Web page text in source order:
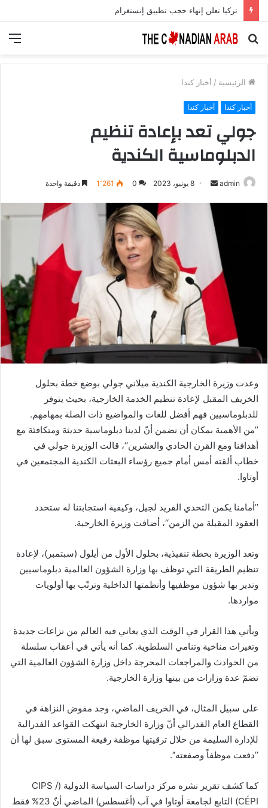
تركيا تعلن إنهاء حجب تطبيق إنستغرام
بحث
الرئيسية / أخبار كندا
أخبار كندا أخبار كندا
جولي تعد بإعادة تنظيم
الدبلوماسية الكندية
admin
أرسل
إلكترونيا
8 يونيو، 2023 0 1٬261 دقيقة واحدة
وعدت وزيرة الخارجية الكندية ميلاني جولي بوضع خطة بحلول
الخريف المقبل لإعادة تنظيم الخدمة الخارجية، بحيث يتوفر
للدبلوماسيين فهم أفضل للغات والمواضيع ذات الصلة بمهامهم.
’’من الأهمية بمكان أن نضمن أنّ لدينا دبلوماسية حديثة ومتكافئة مع
أهدافنا ومع القرن الحادي والعشرين‘‘، قالت الوزيرة جولي في
خطاب ألقته أمس أمام جميع رؤساء البعثات الكندية المجتمعين في
أوتاوا.
’’أمامنا يكمن التحدي الفريد لجيل، وكيفية استجابتنا له ستحدد
العقود المقبلة من الزمن‘‘، أضافت وزيرة الخارجية.
وتعد الوزيرة بخطة تنفيذية، بحلول الأول من أيلول (سبتمبر)، لإعادة
تنظيم الطريقة التي توظف بها وزارة الشؤون العالمية دبلوماسيين
وتدير بها شؤون موظفيها وأنظمتها الداخلية وترتّب بها أولويات
مواردها.
ويأتي هذا القرار في الوقت الذي يعاني فيه العالم من نزاعات جديدة
وتغيرات مناخية وتنامي السلطوية. كما أنه يأتي في أعقاب سلسلة
من الحوادث والمراجعات المحرجة داخل وزارة الشؤون العالمية التي
تضمّ عدة وزارات من بينها وزارة الخارجية.
على سبيل المثال، في الخريف الماضي، وجد مفوض النزاهة في
القطاع العام الفدرالي أنّ وزارة الخارجية انتهكت القواعد الفدرالية
للإدارة السليمة من خلال ترقيتها موظفة رفيعة المستوى سبق لها أن
’’دفعت موظفاً وصفعته‘‘.
كما كشف تقرير نشره مركز دراسات السياسة الدولية (CIPS /
CÉPI) التابع لجامعة أوتاوا في آب (أغسطس) الماضي أنّ 23% فقط